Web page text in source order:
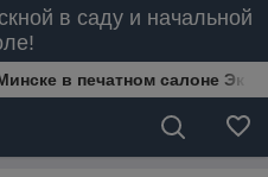
в саду и начальной
в печатном салоне